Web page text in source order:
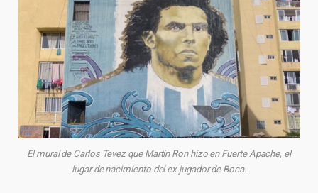
El mural de Carlos Tevez que Martín Ron hizo en Fuerte Apache, el
lugar de nacimiento del ex jugador de Boca.